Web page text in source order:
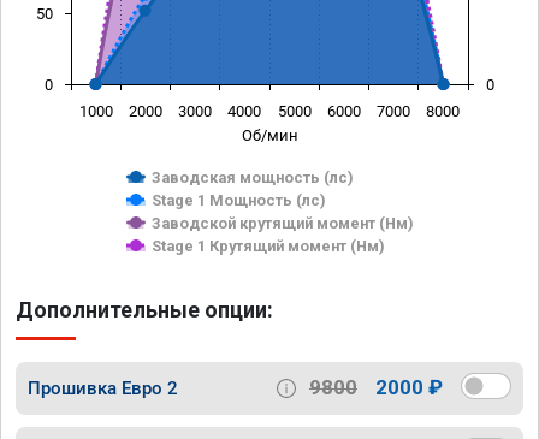
Об/мин
Заводская мощность (лс)
Stage 1 Мощность (лс)
Заводской крутящий момент (Нм)
Stage 1 Крутящий момент (Нм)
1000 2000 3000 4000 5000 6000 7000 8000
0
50
0
Дополнительные опции:
Прошивка Евро 2 9800 2000 ₽